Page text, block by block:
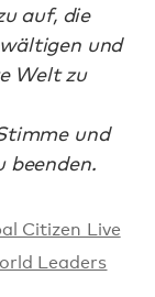
auf, die
und
Welt zu
und
beenden.
Citizen Live
Leaders